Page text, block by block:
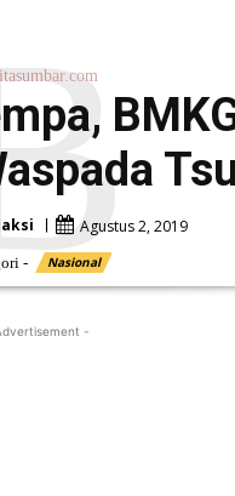
Agustus 2, 2019
- Nasional
-